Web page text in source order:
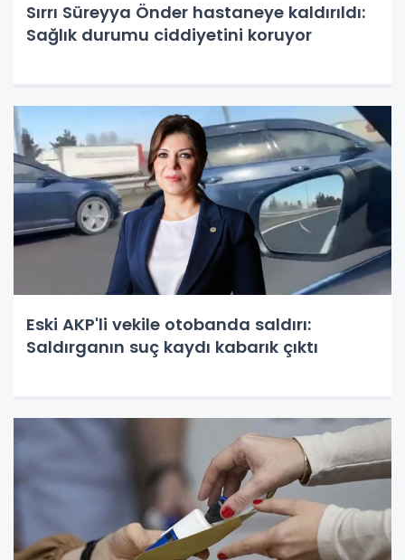
Sırrı Süreyya Önder hastaneye kaldırıldı:
Sağlık durumu ciddiyetini koruyor
Eski AKP'li vekile otobanda saldırı:
Saldırganın suç kaydı kabarık çıktı